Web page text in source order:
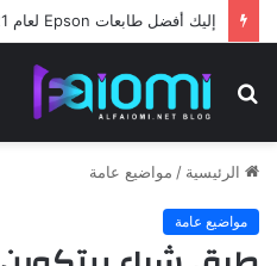
إليك أفضل طابعات Epson لعام 2021 بأنواعها وميزاتها المختلفة
الرئيسية / مواضيع عامة
مواضيع عامة